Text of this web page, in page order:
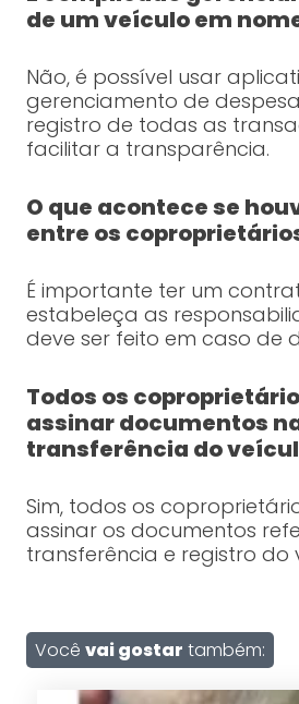
de um veículo em
Não, é possível usar
gerenciamento de
registro de todas as
facilitar a transparência.
O que acontece se
entre os
É importante ter um
estabeleça as
deve ser feito em caso de
Todos os
assinar documentos
transferência do
Sim, todos os
assinar os documentos
transferência e registro do
Você vai gostar também: